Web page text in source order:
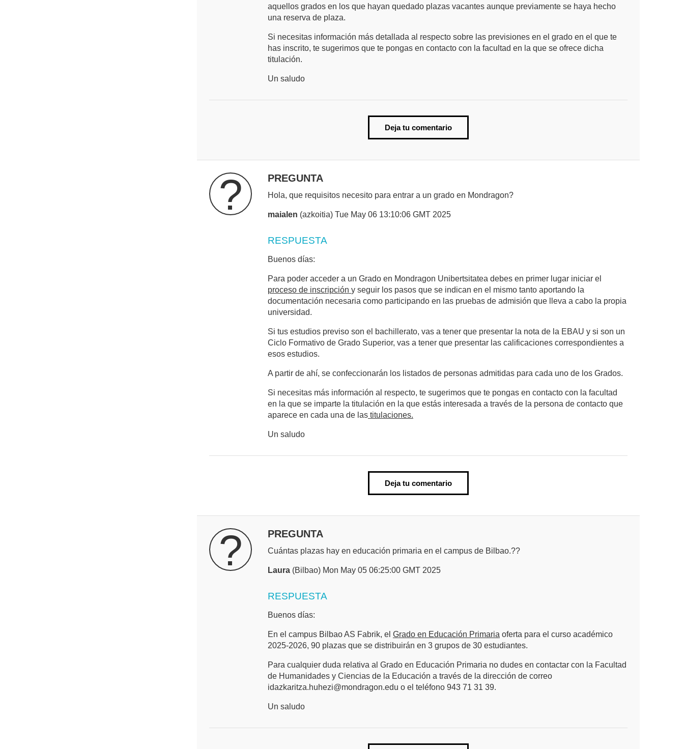
aquellos grados en los que hayan quedado plazas vacantes aunque previamente se haya hecho
una reserva de plaza.
Si necesitas información más detallada al respecto sobre las previsiones en el grado en el que te
has inscrito, te sugerimos que te pongas en contacto con la facultad en la que se ofrece dicha
titulación.
Un saludo
Deja tu comentario
? PREGUNTA
Hola, que requisitos necesito para entrar a un grado en Mondragon?
maialen (azkoitia) Tue May 06 13:10:06 GMT 2025
RESPUESTA
Buenos días:
Para poder acceder a un Grado en Mondragon Unibertsitatea debes en primer lugar iniciar el
proceso de inscripción y seguir los pasos que se indican en el mismo tanto aportando la
documentación necesaria como participando en las pruebas de admisión que lleva a cabo la propia
universidad.
Si tus estudios previso son el bachillerato, vas a tener que presentar la nota de la EBAU y si son un
Ciclo Formativo de Grado Superior, vas a tener que presentar las calificaciones correspondientes a
esos estudios.
A partir de ahí, se confeccionarán los listados de personas admitidas para cada uno de los Grados.
Si necesitas más información al respecto, te sugerimos que te pongas en contacto con la facultad
en la que se imparte la titulación en la que estás interesada a través de la persona de contacto que
aparece en cada una de las titulaciones.
Un saludo
Deja tu comentario
? PREGUNTA
Cuántas plazas hay en educación primaria en el campus de Bilbao.??
Laura (Bilbao) Mon May 05 06:25:00 GMT 2025
RESPUESTA
Buenos días:
En el campus Bilbao AS Fabrik, el Grado en Educación Primaria oferta para el curso académico
2025-2026, 90 plazas que se distribuirán en 3 grupos de 30 estudiantes.
Para cualquier duda relativa al Grado en Educación Primaria no dudes en contactar con la Facultad
de Humanidades y Ciencias de la Educación a través de la dirección de correo
idazkaritza.huhezi@mondragon.edu o el teléfono 943 71 31 39.
Un saludo